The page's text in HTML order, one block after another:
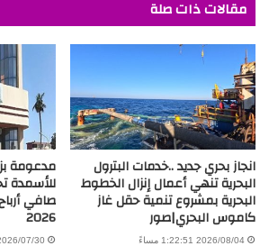
مقالات ذات صلة
انجاز بحري جديد ..خدمات البترول
البحرية تنهي أعمال إنزال الخطوط
البحرية بمشروع تنمية حقل غاز
كاموس البحري|صور
2026/08/04 1:22:51 مساءً
مدعومة
صافي
2026
2026/07/30 3:13:32